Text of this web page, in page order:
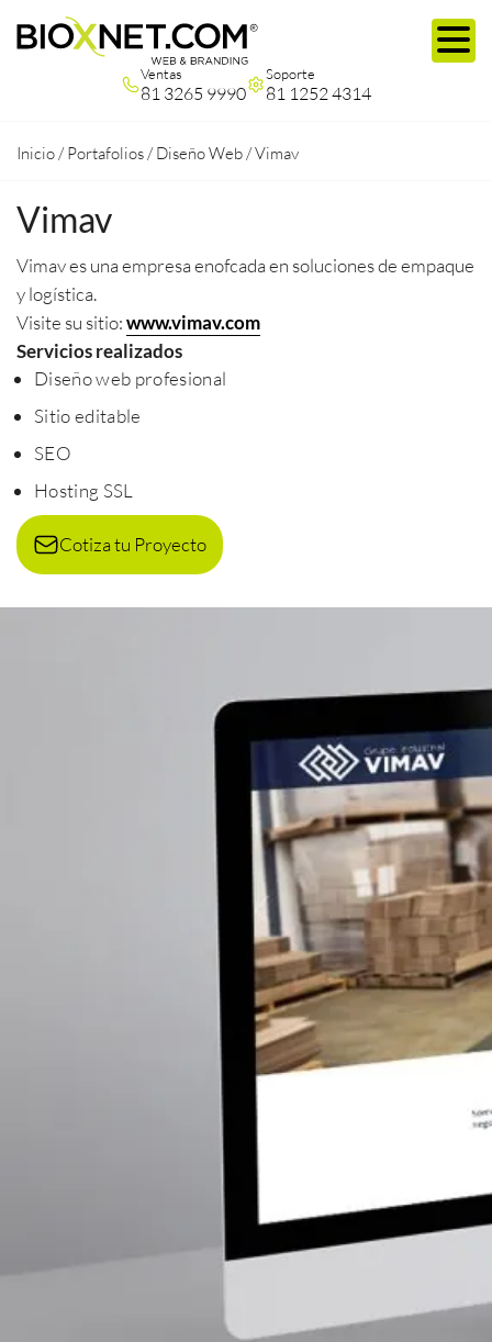
Ventas
81 3265 9990
Soporte
81 1252 4314
Inicio /Portafolios /Diseño Web /Vimav
Vimav
Vimav es una empresa enofcada en soluciones de empaque
y logística.
Visite su sitio:www.vimav.com
Servicios realizados
Diseño web profesional
Sitio editable
SEO
Hosting SSL
Cotiza tu Proyecto